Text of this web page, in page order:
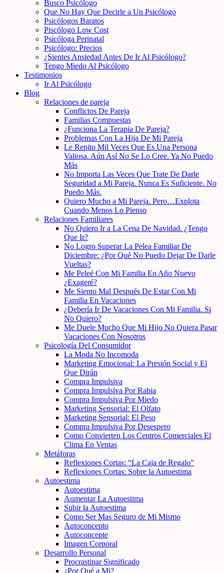
Busco Psicólogo
Que No Hay Que Decirle a Un Psicólogo
Psicólogos Baratos
Piscólogo Low Cost
Psicóloga Perinatal
Psicólogo: Precios
¿Sientes Ansiedad Antes De Ir Al Psicólogo?
Tengo Miedo Al Psicólogo
Testimonios
Ir Al Psicólogo
Blog
Relaciones de pareja
Conflictos De Pareja
Familias Compuestas
¿Funciona La Terapia De Pareja?
Problemas Con La Hija De Mi Pareja
Le Repito Mil Veces Que Es Una Persona
Valiosa. Aún Así No Se Lo Cree. Ya No Puedo
Más
No Importa Las Veces Que Trate De Darle
Seguridad a Mi Pareja. Nunca Es Suficiente. No
Puedo Más.
Quiero Mucho a Mi Pareja. Pero…Explota
Cuando Menos Lo Pienso
Relaciones Familiares
No Quiero Ir a La Cena De Navidad. ¿Tengo
Que Ir?
No Logro Superar La Pelea Familiar De
Diciembre: ¿Por Qué No Puedo Dejar De Darle
Vueltas?
Me Peleé Con Mi Familia En Año Nuevo
¿Exageré?
Me Siento Mal Después De Estar Con Mi
Familia En Vacaciones
¿Debería Ir De Vacaciones Con Mi Familia. Si
No Quiero?
Me Duele Mucho Que Mi Hijo No Quiera Pasar
Vacaciones Con Nosotros
Psicología Del Consumidor
La Moda No Incomoda
Marketing Emocional: La Presión Social y El
Que Dirán
Compra Impulsiva
Compra Impulsiva Por Rabia
Compra Impulsiva Por Miedo
Marketing Sensorial: El Olfato
Marketing Sensorial: El Peso
Compra Impulsiva Por Desespero
Como Convierten Los Centros Comerciales El
Clima En Ventas
Metáforas
Reflexiones Cortas: “La Caja de Regalo”
Reflexiones Cortas: Sobre la Autoestima
Autoestima
Autoestima
Aumentar La Autoestima
Subir la Autoestima
Como Ser Mas Seguro de Mi Mismo
Autoconcepto
Autoconcepte
Imagen Corporal
Desarrollo Personal
Procrastinar Significado
¿Por Qué a Mi?